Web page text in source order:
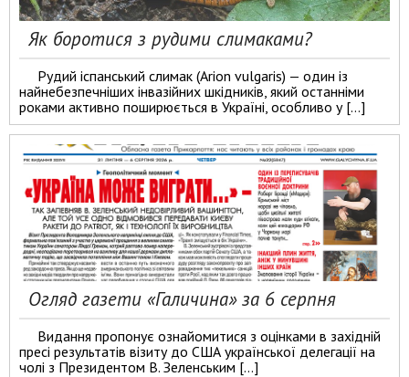
Як боротися з рудими слимаками?
Рудий іспанський слимак (Arion vulgaris) — один із
найнебезпечніших інвазійних шкідників, який останніми
роками активно поширюється в Україні, особливо у […]
Огляд газети «Галичина» за 6 серпня
Видання пропонує ознайомитися з оцінками в західній
пресі результатів візиту до США української делегації на
чолі з Президентом В. Зеленським […]